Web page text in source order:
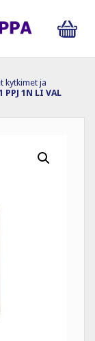
kytkimet ja
1N LI VAL